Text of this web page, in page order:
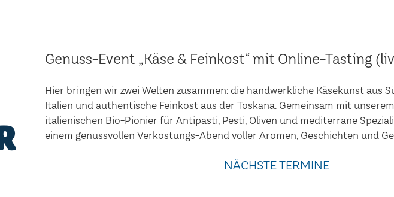
Genuss-Event „Käse & Feinkost“ mit Online-Tasting
Hier bringen wir zwei Welten zusammen: die handwerkliche Käsekunst aus
Italien und authentische Feinkost aus der Toskana. Gemeinsam mit
italienischen Bio-Pionier für Antipasti, Pesti, Oliven und mediterrane
einem genussvollen Verkostungs-Abend voller Aromen, Geschichten und
NÄCHSTE TERMINE